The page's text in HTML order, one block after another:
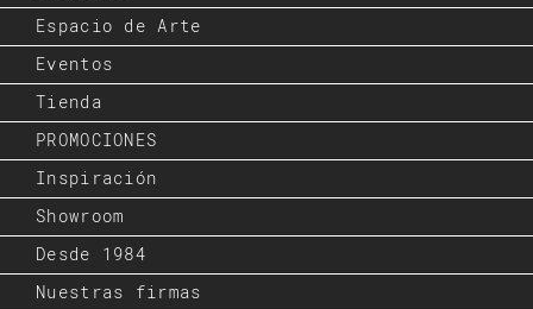
Espacio de Arte
Eventos
Tienda
PROMOCIONES
Inspiración
Showroom
Desde 1984
Nuestras firmas